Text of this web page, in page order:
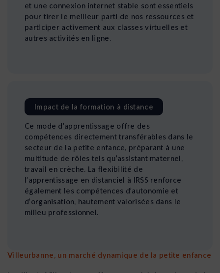
et une connexion internet stable sont essentiels
pour tirer le meilleur parti de nos ressources et
participer activement aux classes virtuelles et
autres activités en ligne.
Impact de la formation à distance
Ce mode d’apprentissage offre des
compétences directement transférables dans le
secteur de la petite enfance, préparant à une
multitude de rôles tels qu’assistant maternel,
travail en crèche. La flexibilité de
l’apprentissage en distanciel à IRSS renforce
également les compétences d’autonomie et
d’organisation, hautement valorisées dans le
milieu professionnel.
Villeurbanne, un marché dynamique de la petite enfance